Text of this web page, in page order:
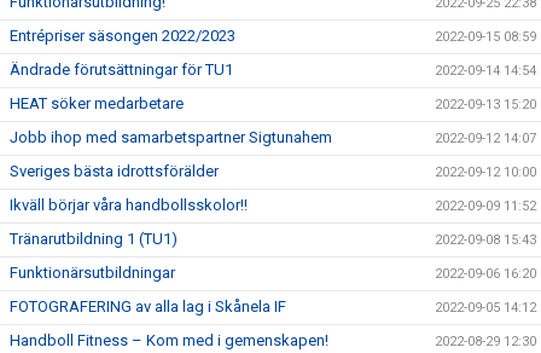
Entrépriser säsongen 2022/2023 2022-09-15 08:59
Ändrade förutsättningar för TU1 2022-09-14 14:54
HEAT söker medarbetare 2022-09-13 15:20
Jobb ihop med samarbetspartner Sigtunahem 2022-09-12 14:07
Sveriges bästa idrottsförälder 2022-09-12 10:00
Ikväll börjar våra handbollsskolor!! 2022-09-09 11:52
Tränarutbildning 1 (TU1) 2022-09-08 15:43
Funktionärsutbildningar 2022-09-06 16:20
FOTOGRAFERING av alla lag i Skånela IF 2022-09-05 14:12
Handboll Fitness – Kom med i gemenskapen! 2022-08-29 12:30